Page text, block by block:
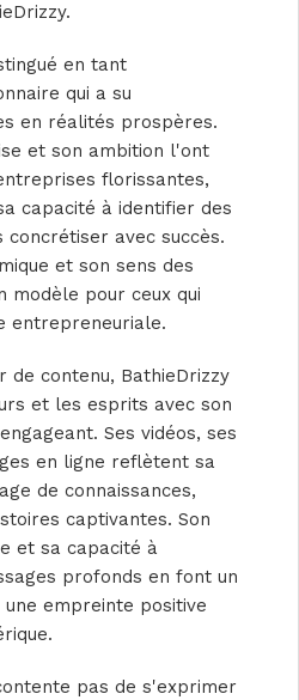
en tant
qui a su
en réalités prospères.
et son ambition l'ont
florissantes,
capacité à identifier des
avec succès.
et son sens des
modèle pour ceux qui
entrepreneuriale.
de contenu, BathieDrizzy
et les esprits avec son
Ses vidéos, ses
en ligne reflètent sa
de connaissances,
captivantes. Son
et sa capacité à
profonds en font un
empreinte positive
pas de s'exprimer